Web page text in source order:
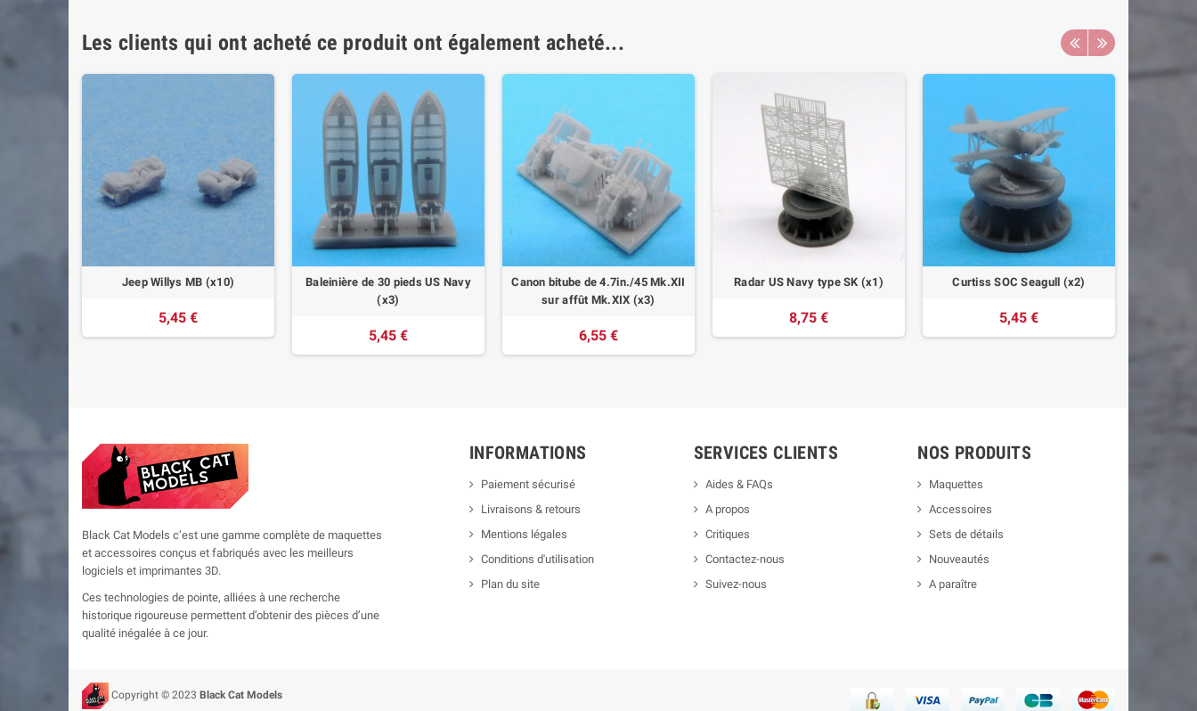
Les clients qui ont acheté ce produit ont également acheté...
Jeep Willys MB (x10)
5,45 €
Baleinière de 30 pieds US Navy
(x3)
5,45 €
Canon bitube de 4.7in./45 Mk.XII
sur affût Mk.XIX (x3)
6,55 €
Radar US Navy type SK (x1)
8,75 €
Curtiss SOC Seagull (x2)
5,45 €
Black Cat Models c’est une gamme complète de maquettes
et accessoires conçus et fabriqués avec les meilleurs
logiciels et imprimantes 3D.
Ces technologies de pointe, alliées à une recherche
historique rigoureuse permettent d’obtenir des pièces d’une
qualité inégalée à ce jour.
INFORMATIONS
Paiement sécurisé
Livraisons & retours
Mentions légales
Conditions d'utilisation
Plan du site
SERVICES CLIENTS
Aides & FAQs
A propos
Critiques
Contactez-nous
Suivez-nous
NOS PRODUITS
Maquettes
Accessoires
Sets de détails
Nouveautés
A paraître
Copyright © 2023 Black Cat Models